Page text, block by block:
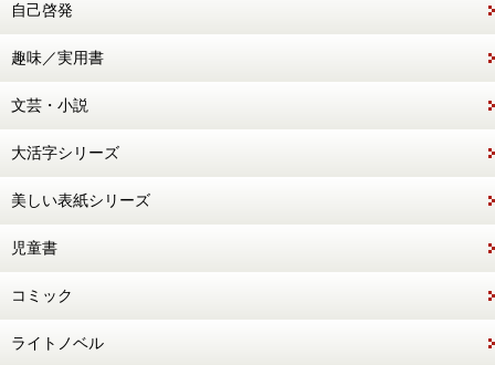
自己啓発
趣味／実用書
文芸・小説
大活字シリーズ
美しい表紙シリーズ
児童書
コミック
ライトノベル